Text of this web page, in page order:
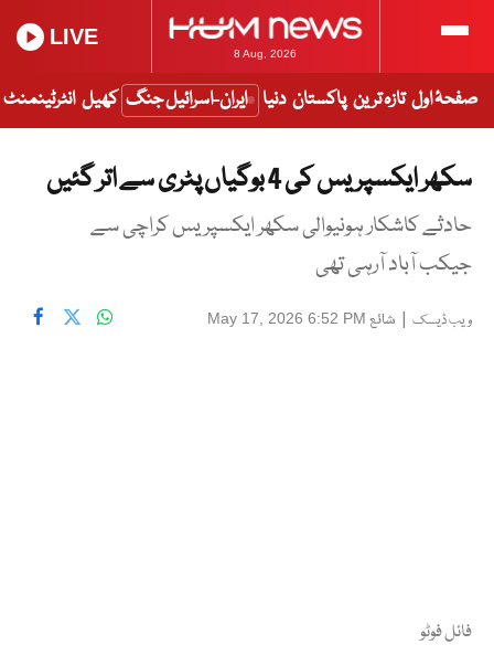
8 Aug, 2026
LIVE
صفحۂ اول تازہ ترین پاکستان دنیا ایران-اسرائیل جنگ کھیل انٹرٹینمنٹ
سکھر ایکسپریس کی 4 بوگیاں پٹری سے اتر گئیں
حادثے کاشکار ہونیوالی سکھر ایکسپریس کراچی سے
جیکب آباد آرہی تھی
ویب ڈیسک | شائع May 17, 2026 6:52 PM
فائل فوٹو